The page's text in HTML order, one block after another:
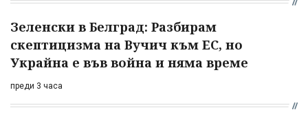
Зеленски в Белград: Разбирам
скептицизма на Вучич към ЕС, но
Украйна е във война и няма време
преди 3 часа